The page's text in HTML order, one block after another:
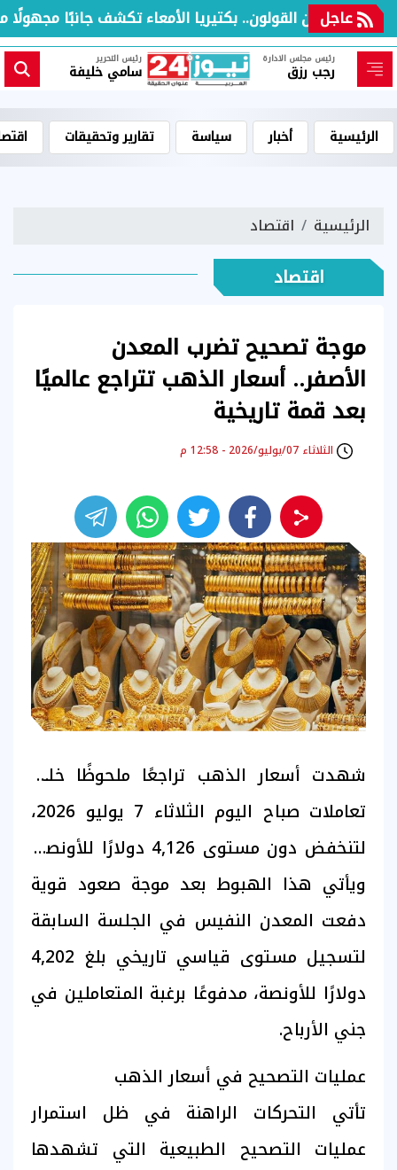
عاجل
سرطان القولون.. بكتيريا الأمعاء تكشف جانبًا مجهولًا من
رئيس مجلس الادارة
رجب رزق
رئيس التحرير
سامي خليفة
الرئيسية أخبار سياسة تقارير وتحقيقات
الرئيسية اقتصاد
اقتصاد
موجة تصحيح تضرب المعدن
الأصفر.. أسعار الذهب تتراجع عالميًا
بعد قمة تاريخية
الثلاثاء 07/يوليو/2026 - 12:58 م
شهدت أسعار الذهب تراجعًا ملحوظًا خلال
تعاملات صباح اليوم الثلاثاء 7 يوليو 2026،
لتنخفض دون مستوى 4,126 دولارًا للأونصة،
ويأتي هذا الهبوط بعد موجة صعود قوية
دفعت المعدن النفيس في الجلسة السابقة
لتسجيل مستوى قياسي تاريخي بلغ 4,202
دولارًا للأونصة، مدفوعًا برغبة المتعاملين في
جني الأرباح.
عمليات التصحيح في أسعار الذهب
تأتي التحركات الراهنة في ظل استمرار
عمليات التصحيح الطبيعية التي تشهدها